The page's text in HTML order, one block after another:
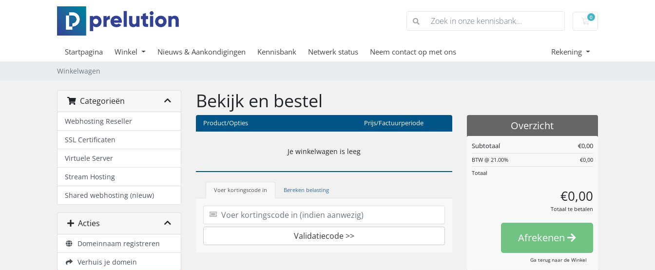
0
Winkelwagen
Startpagina Winkel Nieuws & Aankondigingen Kennisbank Netwerk status Neem contact op met ons Rekening
Winkelwagen
Categorieën
Webhosting Reseller
SSL Certificaten
Virtuele Server
Stream Hosting
Shared webhosting (nieuw)
Acties
Domeinnaam registreren
Verhuis je domein
Bekijk en bestel
Product/Opties Prijs/Factuurperiode
Je winkelwagen is leeg
Voer kortingscode in Bereken belasting
Validatiecode >>
Overzicht
Subtotaal €0,00
BTW @ 21.00%
€0,00
Totaal
€0,00
Totaal te betalen
Afrekenen
Ga terug naar de Winkel